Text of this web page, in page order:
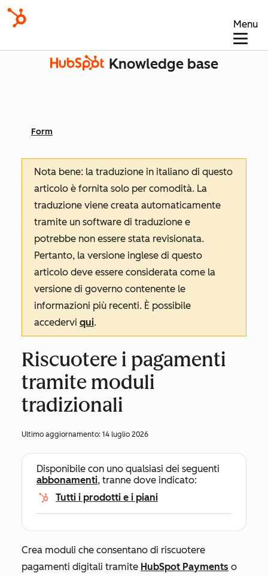
Menu
Knowledge base
Form
Nota bene: la traduzione in italiano di questo
articolo è fornita solo per comodità. La
traduzione viene creata automaticamente
tramite un software di traduzione e
potrebbe non essere stata revisionata.
Pertanto, la versione inglese di questo
articolo deve essere considerata come la
versione di governo contenente le
informazioni più recenti. È possibile
accedervi qui.
Riscuotere i pagamenti
tramite moduli
tradizionali
Ultimo aggiornamento: 14 luglio 2026
Disponibile con uno qualsiasi dei seguenti
abbonamenti, tranne dove indicato:
Tutti i prodotti e i piani
Crea moduli che consentano di riscuotere
pagamenti digitali tramite HubSpot Payments o